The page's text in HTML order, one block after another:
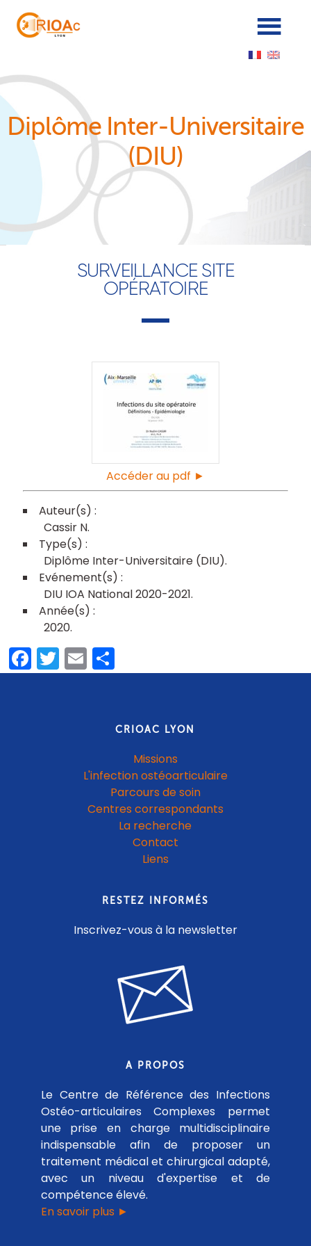
Diplôme Inter-Universitaire
(DIU)
SURVEILLANCE SITE
OPÉRATOIRE
Accéder au pdf ►
Cassir N
Diplôme Inter-Universitaire (DIU)
DIU IOA National 2020-2021
2020
Facebook
Twitter
EmailPartager
CRIOAC LYON
Missions
L'infection ostéoarticulaire
Parcours de soin
Centres correspondants
La recherche
Contact
Liens
RESTEZ INFORMÉS
Inscrivez-vous à la newsletter
A PROPOS
Le Centre de Référence des Infections
Ostéo-articulaires Complexes permet
une prise en charge multidisciplinaire
indispensable afin de proposer un
traitement médical et chirurgical adapté,
avec un niveau d'expertise et de
compétence élevé.
En savoir plus ►
Panneau de gestion des cookies